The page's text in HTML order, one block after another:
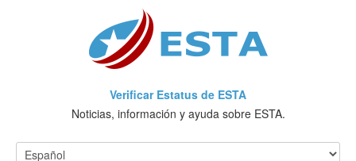
Verificar Estatus de ESTA
Noticias, información y ayuda sobre ESTA.